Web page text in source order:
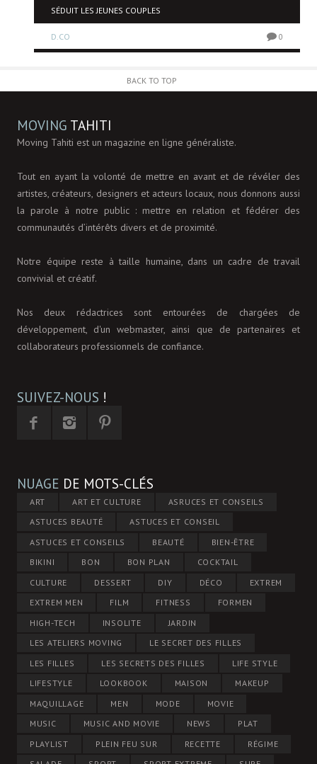
SÉDUIT LES JEUNES COUPLES
D.CO 0
BACK TO TOP
MOVING TAHITI
Moving Tahiti est un magazine en ligne généraliste.
Tout en ayant la volonté de mettre en avant et de révéler des
artistes, créateurs, designers et acteurs locaux, nous donnons aussi
la parole à notre public : mettre en relation et fédérer des
communautés d’intérêts divers et de proximité.
Notre équipe reste à taille humaine, dans un cadre de travail
convivial et créatif.
Nos deux rédactrices sont entourées de chargées de
développement, d'un webmaster, ainsi que de partenaires et
collaborateurs professionnels de confiance.
SUIVEZ-NOUS !
NUAGE DE MOTS-CLÉS
ART ART ET CULTURE
ASRUCES ET CONSEILS
ASTUCES BEAUTÉ
ASTUCES ET CONSEIL
ASTUCES ET CONSEILS
BEAUTÉ
BIEN-ÊTRE
BIKINI
BON BON PLAN
COCKTAIL
CULTURE
DESSERT DIY DÉCO
EXTREM
EXTREM MEN
FILM FITNESS
FORMEN
HIGH-TECH
INSOLITE
JARDIN
LES ATELIERS MOVING
LE SECRET DES FILLES
LES FILLES
LES SECRETS DES FILLES
LIFE STYLE
LIFESTYLE
LOOKBOOK MAISON
MAKEUP
MAQUILLAGE
MEN MODE
MOVIE
MUSIC
MUSIC AND MOVIE NEWS
PLAT
PLAYLIST
PLEIN FEU SUR RECETTE
RÉGIME